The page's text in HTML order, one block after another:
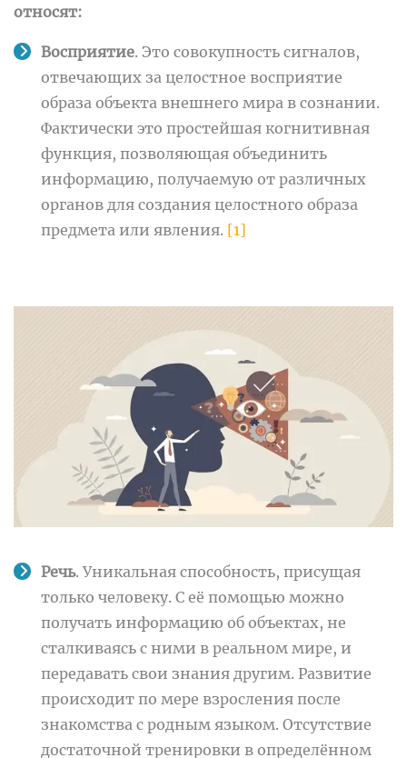
относят:
Восприятие. Это совокупность сигналов,
отвечающих за целостное восприятие
образа объекта внешнего мира в сознании.
Фактически это простейшая когнитивная
функция, позволяющая объединить
информацию, получаемую от различных
органов для создания целостного образа
предмета или явления. [1]
Речь. Уникальная способность, присущая
только человеку. С её помощью можно
получать информацию об объектах, не
сталкиваясь с ними в реальном мире, и
передавать свои знания другим. Развитие
происходит по мере взросления после
знакомства с родным языком. Отсутствие
достаточной тренировки в определённом